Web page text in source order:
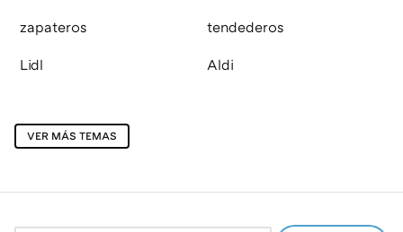
zapateros tendederos
Lidl Aldi
VER MÁS TEMAS